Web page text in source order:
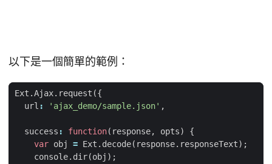
以下是一個簡單的範例：
Ext .Ajax. request ({
url : 'ajax_demo/sample.json' ,
success : function( response, opts)
{
var obj = Ext . decode( response. responseText);
console. dir(obj );